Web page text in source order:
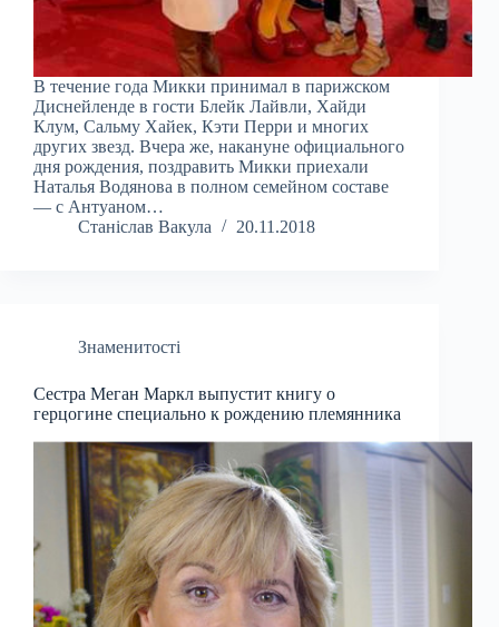
В течение года Микки принимал в парижском
Диснейленде в гости Блейк Лайвли, Хайди
Клум, Сальму Хайек, Кэти Перри и многих
других звезд. Вчера же, накануне официального
дня рождения, поздравить Микки приехали
Наталья Водянова в полном семейном составе
— с Антуаном…
Станіслав Вакула
20.11.2018
Знаменитості
Сестра Меган Маркл выпустит книгу о
герцогине специально к рождению племянника